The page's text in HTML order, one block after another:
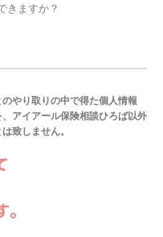
きますか？
やり取りの中で得た個人情報
アイアール保険相談ひろば以外
致しません。